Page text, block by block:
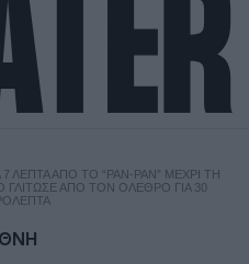
ΛΕΠΤΆ ΑΠΌ ΤΟ “PAN-PAN” ΜΈΧΡΙ ΤΗ
ΓΛΊΤΩΣΕ ΑΠΌ ΤΟΝ ΌΛΕΘΡΟ ΓΙΑ 30